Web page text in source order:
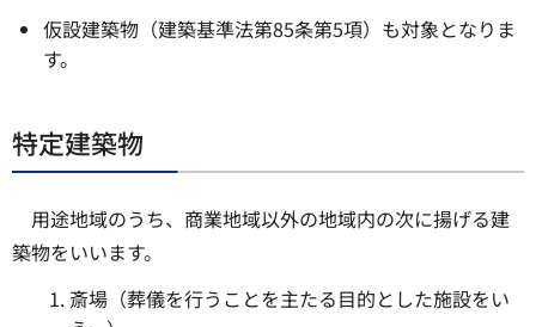
仮設建築物（建築基準法第85条第5項）も対象となりま
す。
特定建築物
用途地域のうち、商業地域以外の地域内の次に揚げる建
築物をいいます。
斎場（葬儀を行うことを主たる目的とした施設をい